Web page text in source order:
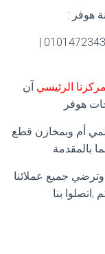
هوفر :
01225025360 | 01127571696 | 01014723434 |
مركزنا الرئيسي آن
هوفر
أم وبمخازن قطع
بالمقدمة
جميع عملائنا
بنا